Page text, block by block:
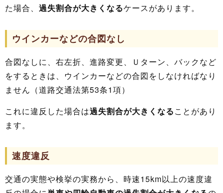
た場合、 過失割合が大きくなるケースがあります。
ウインカーなどの合図なし
合図なしに、右左折、進路変更、Ｕターン、バックなど
をするときは、ウインカーなどの合図をしなければなり
ません（道路交通法第53条1項）
これに違反した場合は過失割合が大きくなることがあり
ます。
速度違反
交通の実態や検挙の実務から、時速15km以上の速度違